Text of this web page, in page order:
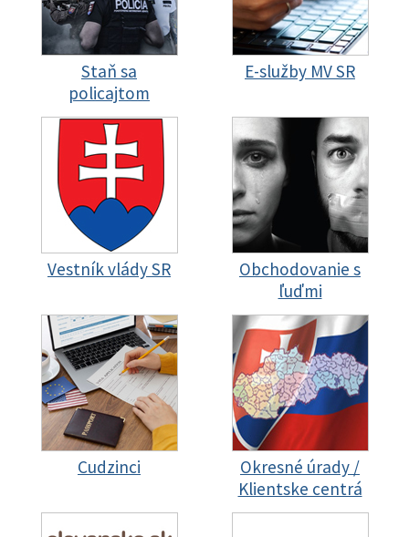
Staň sa
policajtom
E-služby MV SR
Vestník vlády SR
Obchodovanie s
ľuďmi
Cudzinci
Okresné úrady /
Klientske centrá